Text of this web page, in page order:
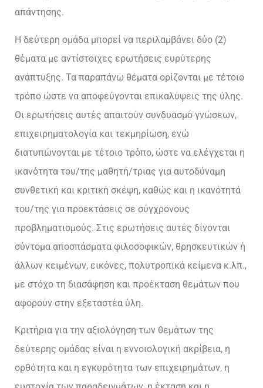
απάντησης.
Η δεύτερη ομάδα μπορεί να περιλαμβάνει δύο (2)
θέματα με αντίστοιχες ερωτήσεις ευρύτερης
ανάπτυξης. Τα παραπάνω θέματα ορίζονται με τέτοιο
τρόπο ώστε να αποφεύγονται επικαλύψεις της ύλης.
Οι ερωτήσεις αυτές απαιτούν συνδυασμό γνώσεων,
επιχειρηματολογία και τεκμηρίωση, ενώ
διατυπώνονται με τέτοιο τρόπο, ώστε να ελέγχεται η
ικανότητα του/της μαθητή/τριας για αυτοδύναμη
συνθετική και κριτική σκέψη, καθώς και η ικανότητά
του/της για προεκτάσεις σε σύγχρονους
προβληματισμούς. Στις ερωτήσεις αυτές δίνονται
σύντομα αποσπάσματα φιλοσοφικών, θρησκευτικών ή
άλλων κειμένων, εικόνες, πολυτροπικά κείμενα κ.λπ.,
με στόχο τη διασάφηση και προέκταση θεμάτων που
αφορούν στην εξεταστέα ύλη.
Κριτήρια για την αξιολόγηση των θεμάτων της
δεύτερης ομάδας είναι η εννοιολογική ακρίβεια, η
ορθότητα και η εγκυρότητα των επιχειρημάτων, η